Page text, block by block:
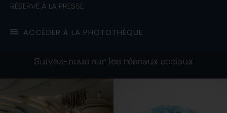
RÉSERVÉ À LA PRESSE
ACCÉDER À LA PHOTOTHÈQUE
Suivez-nous sur les réseaux sociaux